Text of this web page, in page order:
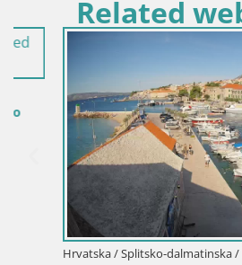
Related
Hrvatska / Splitsko-dalmatinska / Bol